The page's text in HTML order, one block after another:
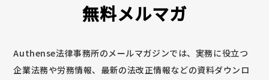
無料メルマガ
Authense法律事務所のメールマガジンでは、実務に役立つ
企業法務や労務情報、最新の法改正情報などの資料ダウンロ